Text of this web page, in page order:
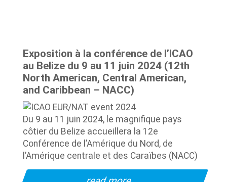
Exposition à la conférence de l’ICAO
au Belize du 9 au 11 juin 2024 (12th
North American, Central American,
and Caribbean – NACC)
Du 9 au 11 juin 2024, le magnifique pays
côtier du Belize accueillera la 12e
Conférence de l’Amérique du Nord, de
l’Amérique centrale et des Caraïbes (NACC)